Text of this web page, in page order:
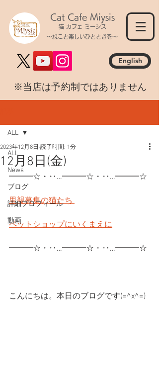
Cat Cafe Miysis
猫 カフェ ミーシス
～ねこと楽しいひとときを～
English
​※当店は予約制ではありません
ALL
News
ブログ
詳細プロフィール
動画
ALL
12月8日(金)
2023年12月8日 読了時間: 1分
━━━☆・‥…━━━☆・‥…━━━☆
里親募集の猫たち
ペットショップにいくまえに
━━━☆・‥…━━━☆・‥…━━━☆
こんにちは。本日のブログです(=^x^=)